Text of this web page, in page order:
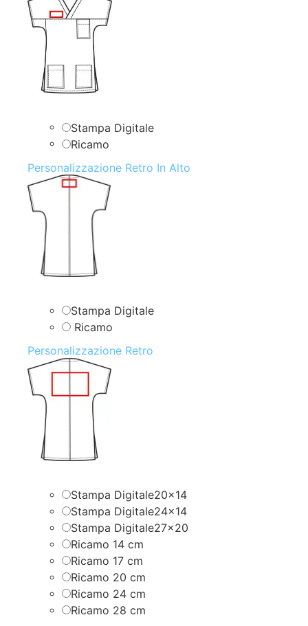
Stampa Digitale
Ricamo
Personalizzazione Retro In Alto
Stampa Digitale
Ricamo
Personalizzazione Retro
Stampa Digitale20x14
Stampa Digitale24x14
Stampa Digitale27x20
Ricamo 14 cm
Ricamo 17 cm
Ricamo 20 cm
Ricamo 24 cm
Ricamo 28 cm